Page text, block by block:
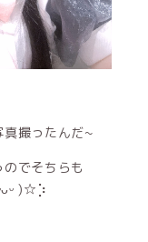
撮ったんだ~
でそちらも
)☆⡱